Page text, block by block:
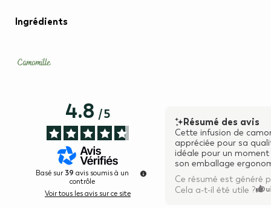
Ingrédients
Camomille
4.8/5
Basé sur 39 avis soumis à un
contrôle
Voir tous les avis sur ce site
Résumé des avis
Cette infusion de
appréciée pour sa
idéale pour un
son emballage
Ce résumé est généré
Cela a-t-il été utile ?